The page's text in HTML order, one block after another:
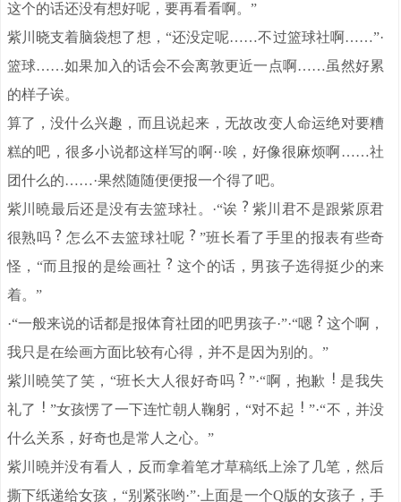
这个的话还没有想好呢，要再看看啊。”
紫川晓支着脑袋想了想，“还没定呢……不过篮球社啊……”·
篮球……如果加入的话会不会离敦更近一点啊……虽然好累
的样子诶。
算了，没什么兴趣，而且说起来，无故改变人命运绝对要糟
糕的吧，很多小说都这样写的啊··唉，好像很麻烦啊……社
团什么的……·果然随随便便报一个得了吧。
紫川曉最后还是没有去篮球社。·“诶
紫川君不是跟紫原君
很熟吗
怎么不去篮球社呢
”班长看了手里的报表有些奇
怪，“而且报的是绘画社
这个的话，男孩子选得挺少的来
着。”
·“一般来说的话都是报体育社团的吧男孩子·”·“嗯
这个啊，
我只是在绘画方面比较有心得，并不是因为别的。”
紫川曉笑了笑，“班长大人很好奇吗
”·“啊，抱歉
是我失
礼了
”女孩愣了一下连忙朝人鞠躬，“对不起
”·“不，并没
什么关系，好奇也是常人之心。”
紫川曉并没有看人，反而拿着笔才草稿纸上涂了几笔，然后
撕下纸递给女孩，“别紧张哟·”·上面是一个Q版的女孩子，手